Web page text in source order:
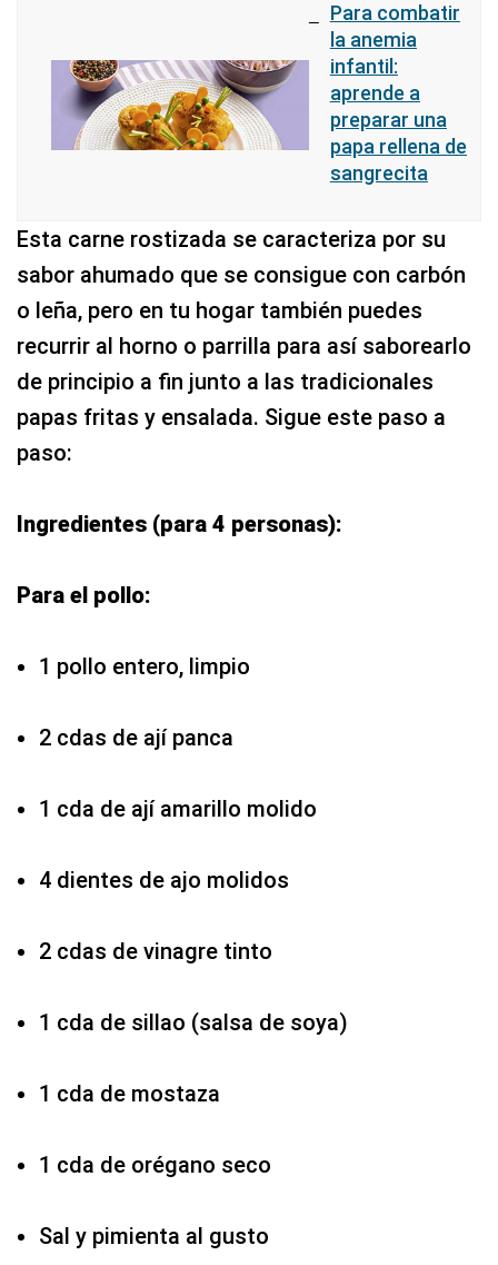
Para combatir
la anemia
infantil:
aprende a
preparar una
papa rellena de
sangrecita
Esta carne rostizada se caracteriza por su
sabor ahumado que se consigue con carbón
o leña, pero en tu hogar también puedes
recurrir al horno o parrilla para así saborearlo
de principio a fin junto a las tradicionales
papas fritas y ensalada. Sigue este paso a
paso:
Ingredientes (para 4 personas):
Para el pollo:
1 pollo entero, limpio
2 cdas de ají panca
1 cda de ají amarillo molido
4 dientes de ajo molidos
2 cdas de vinagre tinto
1 cda de sillao (salsa de soya)
1 cda de mostaza
1 cda de orégano seco
Sal y pimienta al gusto